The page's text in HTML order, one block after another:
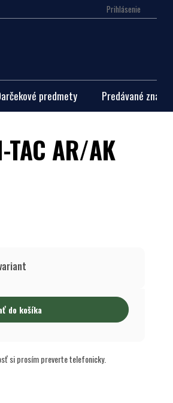
Prihlásenie
predmety Predávané značky
TAC AR/AK
do košíka
si prosím preverte telefonicky.